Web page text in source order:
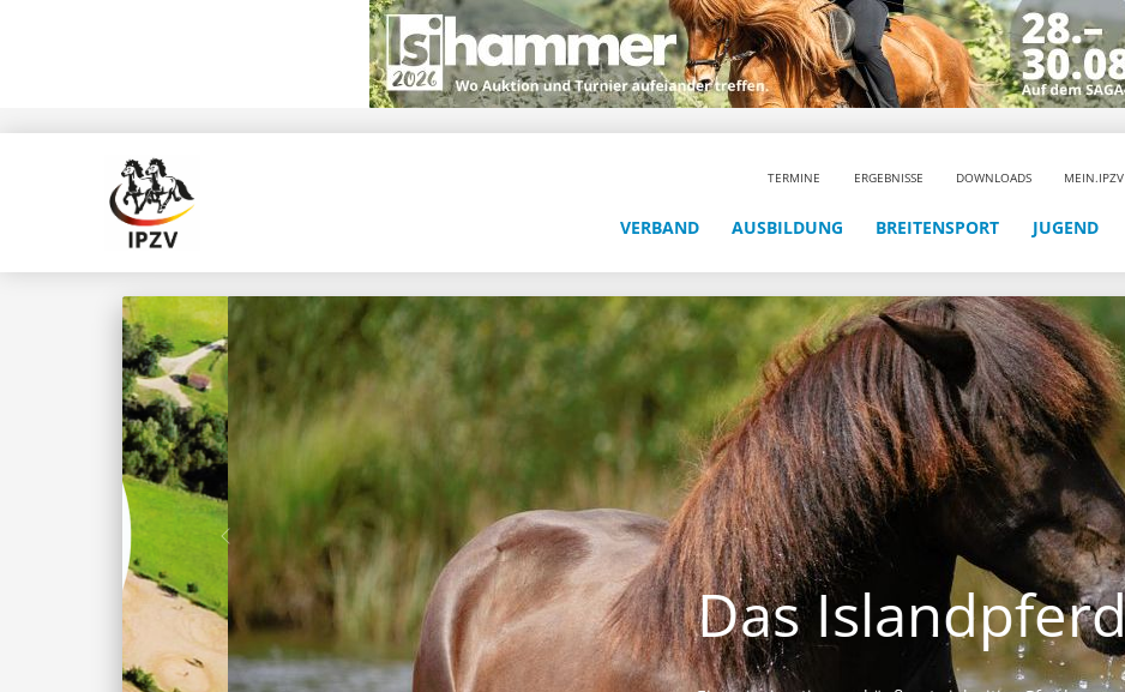
TERMINE ERGEBNISSE DOWNLOADS MEIN.IPZV
VERBAND AUSBILDUNG BREITENSPORT JUGEND
Das Islandpferd